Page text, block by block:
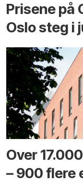
Prisene på
Oslo steg i
Over
– 900 flere